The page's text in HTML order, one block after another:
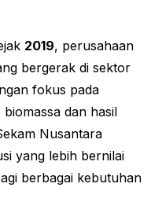
2019, perusahaan
bergerak di sektor
fokus pada
dan hasil
Nusantara
yang lebih bernilai
berbagai kebutuhan